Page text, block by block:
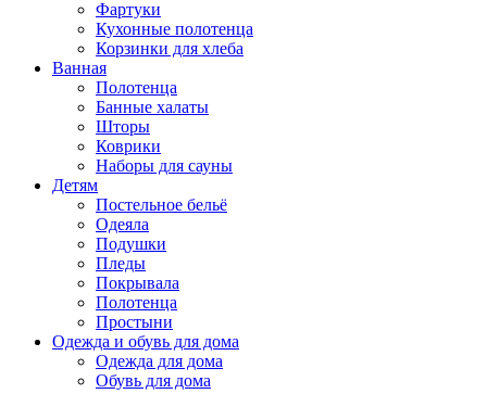
Фартуки
Кухонные полотенца
Корзинки для хлеба
Ванная
Полотенца
Банные халаты
Шторы
Коврики
Наборы для сауны
Детям
Постельное бельё
Одеяла
Подушки
Пледы
Покрывала
Полотенца
Простыни
Одежда и обувь для дома
Одежда для дома
Обувь для дома